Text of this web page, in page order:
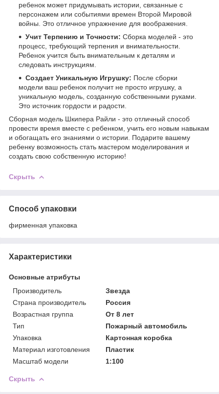
ребенок может придумывать истории, связанные с
персонажем или событиями времен Второй Мировой
войны. Это отличное упражнение для воображения.
Учит Терпению и Точности: Сборка моделей - это
процесс, требующий терпения и внимательности.
Ребенок учится быть внимательным к деталям и
следовать инструкциям.
Создает Уникальную Игрушку: После сборки
модели ваш ребенок получит не просто игрушку, а
уникальную модель, созданную собственными руками.
Это источник гордости и радости.
Сборная модель Шкипера Райли - это отличный способ
провести время вместе с ребенком, учить его новым навыкам
и обогащать его знаниями о истории. Подарите вашему
ребенку возможность стать мастером моделирования и
создать свою собственную историю!
Скрыть
Способ упаковки
фирменная упаковка
Характеристики
Основные атрибуты
Производитель
Звезда
Страна производитель
Россия
Возрастная группа
От 8 лет
Тип
Пожарный автомобиль
Упаковка
Картонная коробка
Материал изготовления
Пластик
Масштаб модели
1:100
Скрыть